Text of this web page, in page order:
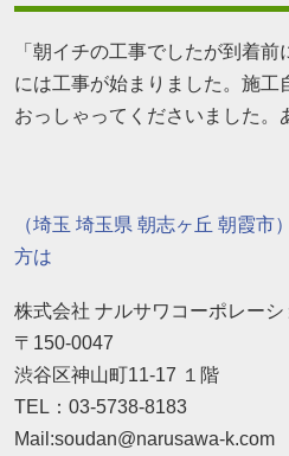
「朝イチの工事でしたが到着
には工事が始まりました。施工
おっしゃってくださいました。
（埼玉 埼玉県 朝志ヶ丘 朝霞市
方は
株式会社 ナルサワコーポレー
〒150-0047
渋谷区神山町11-17 １階
TEL：03-5738-8183
Mail:soudan@narusawa-k.com